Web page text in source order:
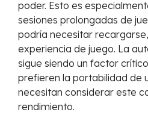
poder. Esto es
sesiones prolongadas de
podría necesitar
experiencia de juego. La
sigue siendo un factor
prefieren la portabilidad de
necesitan considerar este
rendimiento.